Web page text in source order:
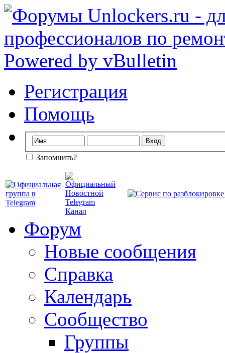
Регистрация
Помощь
Запомнить?
Форум
Новые сообщения
Справка
Календарь
Сообщество
Группы